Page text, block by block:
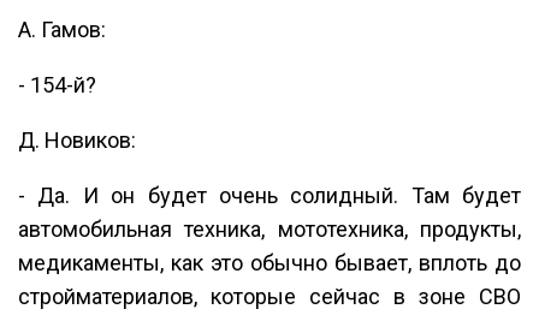
А. Гамов:
- 154-й?
Д. Новиков:
- Да. И он будет очень солидный. Там будет
автомобильная техника, мототехника, продукты,
медикаменты, как это обычно бывает, вплоть до
стройматериалов, которые сейчас в зоне СВО